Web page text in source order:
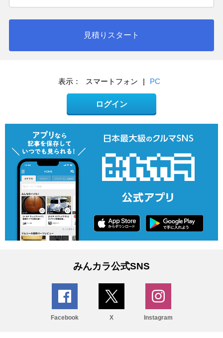
見積りスタート
表示： スマートフォン | PC
ログイン
みんカラ公式SNS
Facebook X Instagram